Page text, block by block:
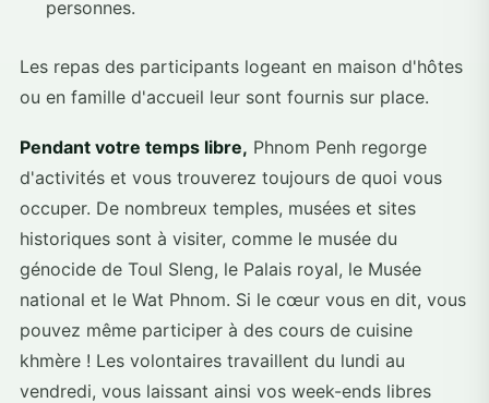
personnes.
Les repas des participants logeant en maison d'hôtes
ou en famille d'accueil leur sont fournis sur place.
Pendant votre temps libre, Phnom Penh regorge
d'activités et vous trouverez toujours de quoi vous
occuper. De nombreux temples, musées et sites
historiques sont à visiter, comme le musée du
génocide de Toul Sleng, le Palais royal, le Musée
national et le Wat Phnom. Si le cœur vous en dit, vous
pouvez même participer à des cours de cuisine
khmère ! Les volontaires travaillent du lundi au
vendredi, vous laissant ainsi vos week-ends libres